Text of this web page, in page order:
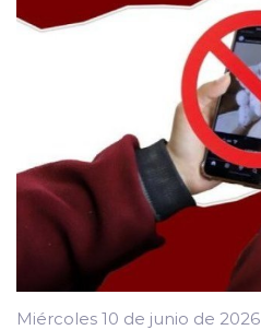
Miércoles 10 de junio de 2026